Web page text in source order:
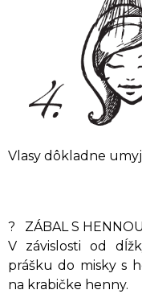
Vlasy dôkladne
? ZÁBAL S HENNOU
V závislosti od
prášku do misky s
na krabičke henny.